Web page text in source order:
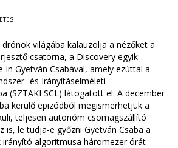
világába kalauzolja a nézőket a
csatorna, a Discovery egyik
Gyetván Csabával, amely ezúttal a
és Irányításelméleti
(SZTAKI SCL) látogatott el. A december
kerülő epizódból megismerhetjük a
teljesen autonóm csomagszállító
is, le tudja-e győzni Gyetván Csaba a
algoritmusa háromezer órát